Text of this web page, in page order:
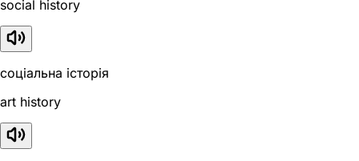
social history
соціальна історія
art history